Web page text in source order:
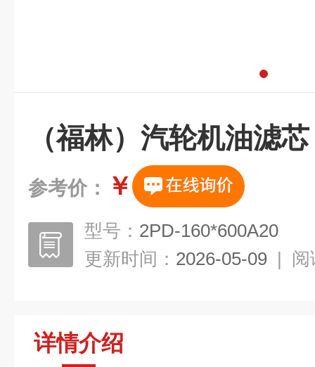
（福林）汽轮机油滤芯
参考价： ￥
型号： 2PD-160*600A20
更新时间： 2026-05-09 | 阅
详情介绍